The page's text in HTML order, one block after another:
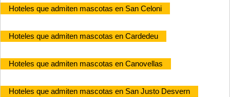
Hoteles que admiten mascotas en San Celoni
Hoteles que admiten mascotas en Cardedeu
Hoteles que admiten mascotas en Canovellas
Hoteles que admiten mascotas en San Justo Desvern